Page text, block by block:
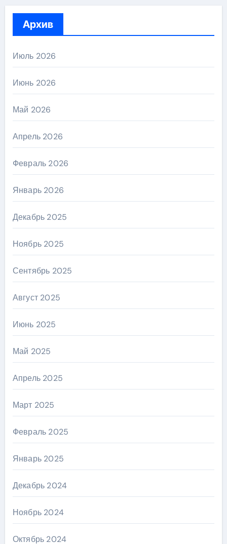
Архив
Июль 2026
Июнь 2026
Май 2026
Апрель 2026
Февраль 2026
Январь 2026
Декабрь 2025
Ноябрь 2025
Сентябрь 2025
Август 2025
Июнь 2025
Май 2025
Апрель 2025
Март 2025
Февраль 2025
Январь 2025
Декабрь 2024
Ноябрь 2024
Октябрь 2024